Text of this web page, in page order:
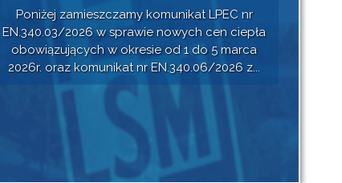
Poniżej zamieszczamy komunikat LPEC nr
EN.340.03/2026 w sprawie nowych cen ciepła
obowiązujących w okresie od 1 do 5 marca
2026r. oraz komunikat nr EN.340.06/2026 z...